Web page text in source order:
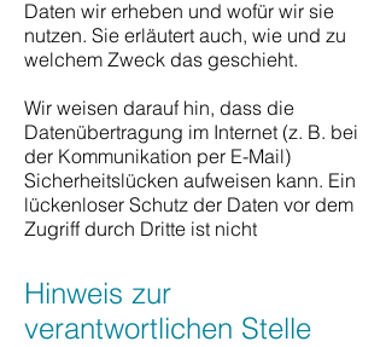
Daten wir erheben und wofür wir sie
nutzen. Sie erläutert auch, wie und zu
welchem Zweck das geschieht.
Wir weisen darauf hin, dass die
Datenübertragung im Internet (z. B. bei
der Kommunikation per E-Mail)
Sicherheitslücken aufweisen kann. Ein
lückenloser Schutz der Daten vor dem
Zugriff durch Dritte ist nicht
Hinweis zur
verantwortlichen Stelle